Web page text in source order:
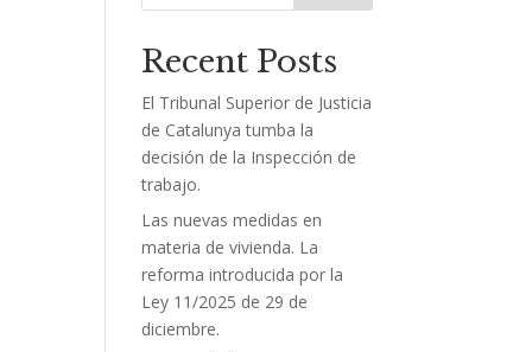
Recent Posts
El Tribunal Superior de Justicia
de Catalunya tumba la
decisión de la Inspección de
trabajo.
Las nuevas medidas en
materia de vivienda. La
reforma introducida por la
Ley 11/2025 de 29 de
diciembre.